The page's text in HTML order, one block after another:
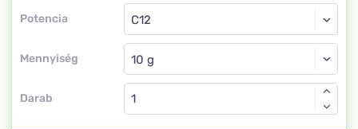
Potencia
Golyócska
C12
Mennyiség
Golyócska
Darab